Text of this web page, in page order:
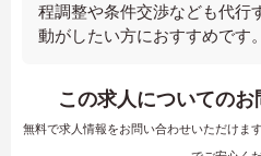
程調整や条件交渉なども代行
動がしたい方におすすめです。
この求人についての
無料で求人情報をお問い合わせいただけま